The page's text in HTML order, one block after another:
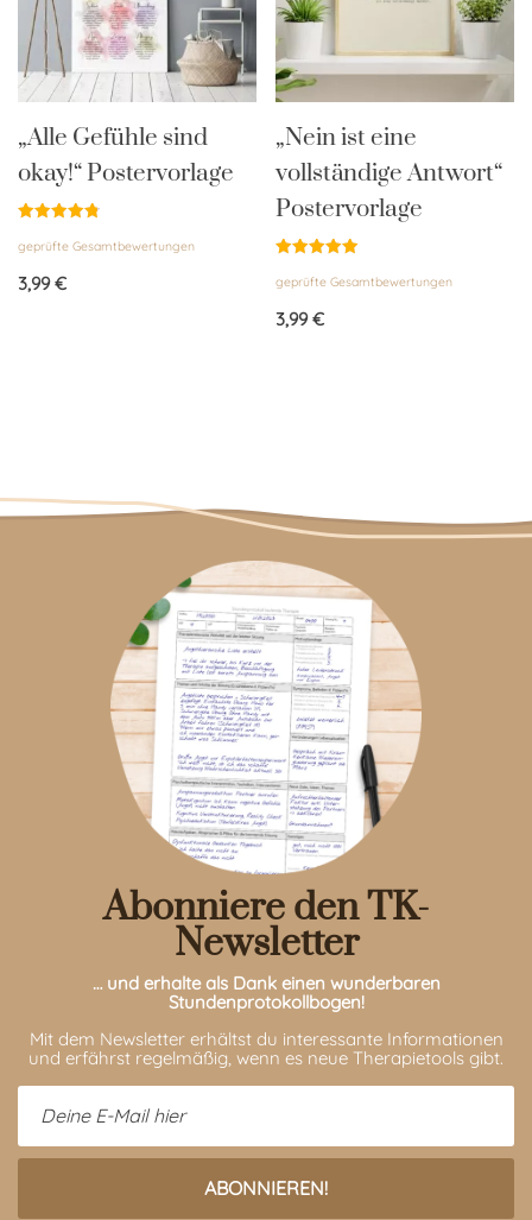
„Alle Gefühle sind
okay!“ Postervorlage
mit
von 5
geprüfte Gesamtbewertungen
3,99€
„Nein ist eine
vollständige Antwort“
Postervorlage
mit
von 5
geprüfte Gesamtbewertungen
3,99€
Abonniere den TK-
Newsletter
… und erhalte als Dank einen wunderbaren
Stundenprotokollbogen!
Mit dem Newsletter erhältst du interessante Informationen
und erfährst regelmäßig, wenn es neue Therapietools gibt.